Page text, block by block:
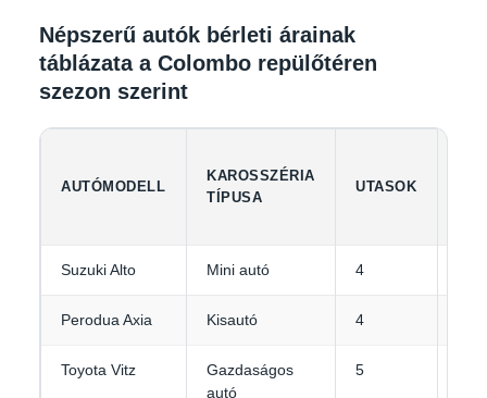
Népszerű autók bérleti árainak
táblázata a Colombo repülőtéren
szezon szerint
AUTÓMODELL
KAROSSZÉRIA
TÍPUSA
UTASOK
Suzuki Alto Mini autó 4
Perodua Axia Kisautó 4
Toyota Vitz
Gazdaságos
autó
5